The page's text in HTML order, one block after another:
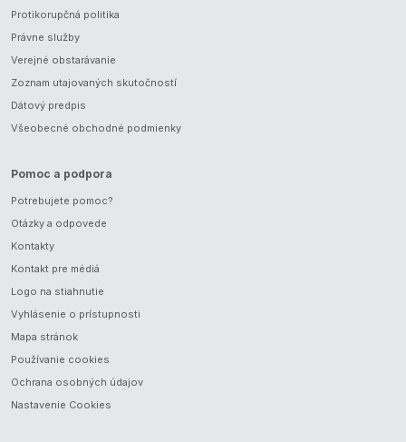
Protikorupčná politika
Právne služby
Verejné obstarávanie
Zoznam utajovaných skutočností
Dátový predpis
Všeobecné obchodné podmienky
Pomoc a podpora
Potrebujete pomoc?
Otázky a odpovede
Kontakty
Kontakt pre médiá
Logo na stiahnutie
Vyhlásenie o prístupnosti
Mapa stránok
Používanie cookies
Ochrana osobných údajov
Nastavenie Cookies